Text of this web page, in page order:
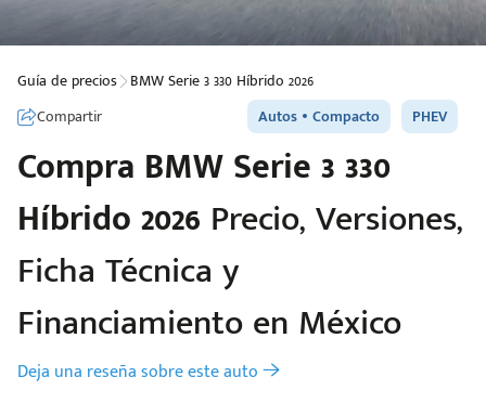
Guía de precios BMW Serie 3 330 Híbrido 2026
Compartir
Autos Compacto PHEV
Compra BMWSerie 3 330
Híbrido 2026 Precio, Versiones,
Ficha Técnica y
Financiamiento en México
Deja una reseña sobre este auto